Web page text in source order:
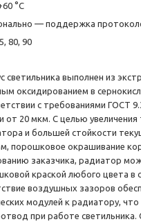
°С
— поддержка
80, 90
светильника выполнен из
оксидированием в
с требованиями ГОСТ
от 20 мкм. С целью
и большей стойкости
порошковое окрашивание
заказчика, радиатор
краской любого цвета в
воздушных зазоров
модулей к радиатору,
при работе светильника.